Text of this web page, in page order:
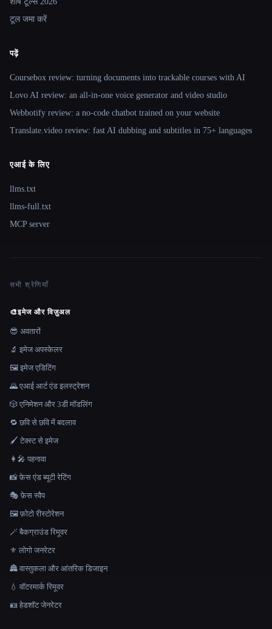
टूल जमा करें
पढ़ें
Coursebox review: turning documents into trackable courses with AI
Lovo AI review: an all-in-one voice generator and video studio
Webbotify review: a no-code chatbot trained on your website
Translate.video review: fast AI dubbing and subtitles in 75+ languages
एआई के लिए
llms.txt
llms-full.txt
MCP server
सभी श्रेणियाँ
🎨इमेज और विज़ुअल
😎 अवतारों
🔬 इमेज अपस्केलर
🖼️ इमेज एडिटिंग
🌄 एआई आर्ट एंड इलस्ट्रेशन
🎲 एनिमेशन और 3डी मॉडलिंग
🔁 छवि से छवि में बदलाव
🖌️ टेक्स्ट से इमेज
👩‍🎤 पहनावा
📸 फ़ेस एंड ब्यूटी रेटिंग
🎭 फ़ेस स्वैप
🖼️ फ़ोटो रीस्टोरेशन
🪄 बैकग्राउंड रिमूवर
⚜️ लोगो जनरेटर
🏯 वास्तुकला और आंतरिक डिजाइन
💧 वॉटरमार्क रिमूवर
🪪 हेडशॉट जेनरेटर